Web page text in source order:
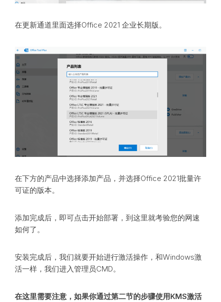
在更新通道里面选择Office 2021 企业长期版。
在下方的产品中选择添加产品，并选择Office 2021批量许
可证的版本。
添加完成后，即可点击开始部署，到这里就考验您的网速
如何了。
安装完成后，我们就要开始进行激活操作，和Windows激
活一样，我们进入管理员CMD。
在这里需要注意，如果你通过第二节的步骤使用KMS激活